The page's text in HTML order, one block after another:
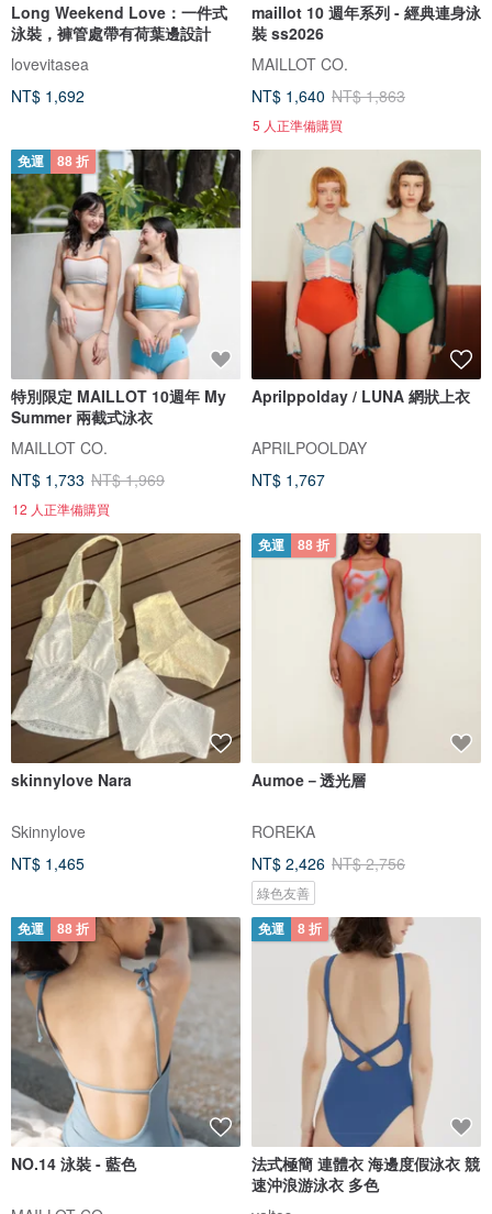
Long Weekend Love：一件式
泳裝，褲管處帶有荷葉邊設計
lovevitasea
NT$ 1,692
maillot 10 週年系列 - 經典連身泳
裝 ss2026
MAILLOT CO.
NT$ 1,640 NT$ 1,863
5 人正準備購買
免運 88 折
特別限定 MAILLOT 10週年 My
Summer 兩截式泳衣
MAILLOT CO.
NT$ 1,733 NT$ 1,969
12 人正準備購買
Aprilppolday / LUNA 網狀上衣
APRILPOOLDAY
NT$ 1,767
skinnylove Nara
Skinnylove
NT$ 1,465
免運 88 折
Aumoe－透光層
ROREKA
NT$ 2,426 NT$ 2,756
綠色友善
免運 88 折
NO.14 泳裝 - 藍色
免運 8 折
法式極簡 連體衣 海邊度假泳衣 競
速沖浪游泳衣 多色